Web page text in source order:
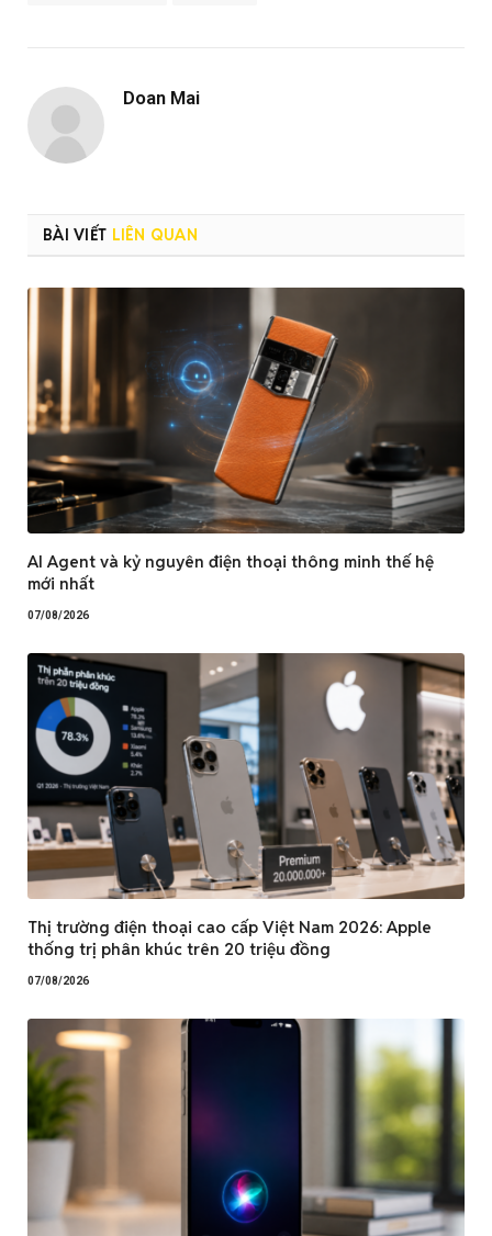
Doan Mai
BÀI VIẾT LIÊN QUAN
AI Agent và kỷ nguyên điện thoại thông minh thế hệ
mới nhất
07/08/2026
Thị trường điện thoại cao cấp Việt Nam 2026: Apple
thống trị phân khúc trên 20 triệu đồng
07/08/2026